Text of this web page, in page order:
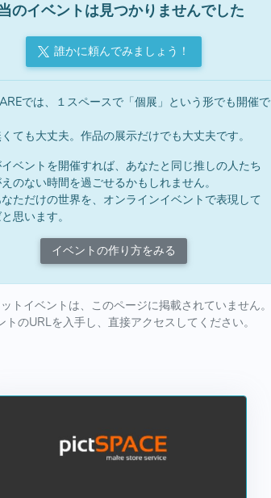
のイベントは見つかりませんでした
誰かに頼んでみましょう！
では、１スペースで「個展」という形でも開催で
ても大丈夫。作品の展示だけでも大丈夫です。
ベントを開催すれば、あなたと同じ推しの人たち
のない時間を過ごせるかもしれません。
ただけの世界を、オンラインイベントで表現して
思います。
イベントの作り方をみる
トイベントは、このページに掲載されていません。
トのURLを入手し、直接アクセスしてください。